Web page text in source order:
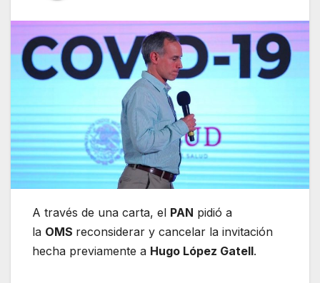
A través de una carta, el PAN pidió a
la OMS reconsiderar y cancelar la invitación
hecha previamente a Hugo López Gatell.